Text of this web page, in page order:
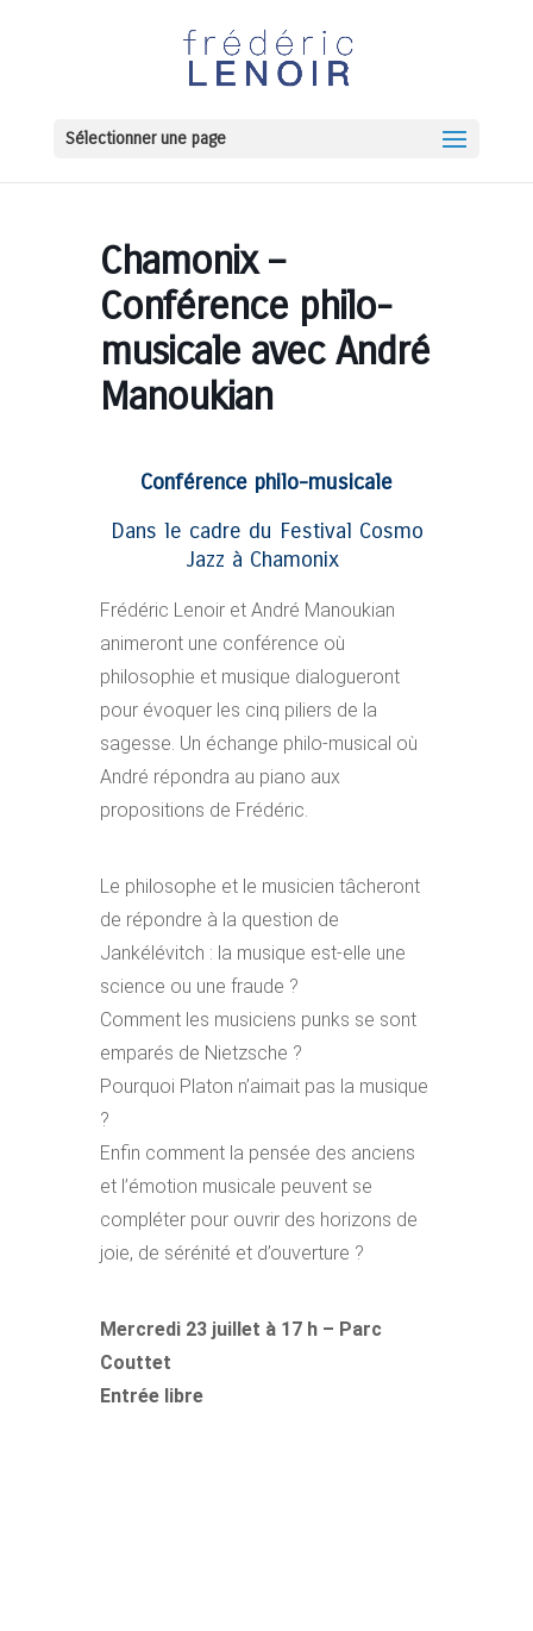
Sélectionner une page
Chamonix –
Conférence philo-
musicale avec André
Manoukian
Conférence philo-musicale
Dans le cadre du Festival Cosmo
Jazz à Chamonix
Frédéric Lenoir et André Manoukian
animeront une conférence où
philosophie et musique dialogueront
pour évoquer les cinq piliers de la
sagesse. Un échange philo-musical où
André répondra au piano aux
propositions de Frédéric.
Le philosophe et le musicien tâcheront
de répondre à la question de
Jankélévitch : la musique est-elle une
science ou une fraude ?
Comment les musiciens punks se sont
emparés de Nietzsche ?
Pourquoi Platon n’aimait pas la musique
?
Enfin comment la pensée des anciens
et l’émotion musicale peuvent se
compléter pour ouvrir des horizons de
joie, de sérénité et d’ouverture ?
Mercredi 23 juillet à 17 h – Parc
Couttet
Entrée libre